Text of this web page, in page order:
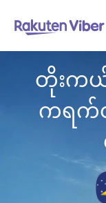
တိုးကယ်
ကရက်